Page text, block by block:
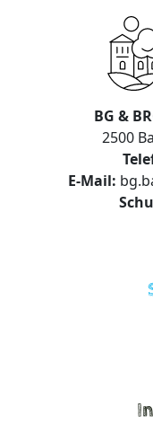
BG &
2500
E-Mail: